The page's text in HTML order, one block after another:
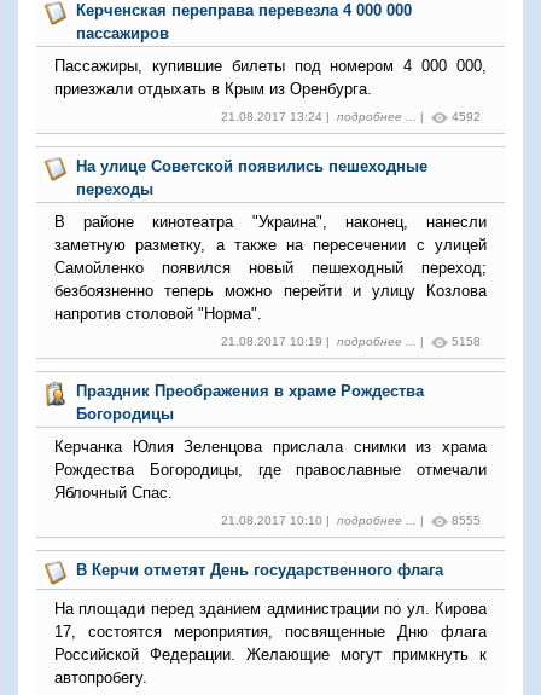
Керченская переправа перевезла 4 000 000
пассажиров
Пассажиры, купившие билеты под номером 4 000 000,
приезжали отдыхать в Крым из Оренбурга.
21.08.2017 13:24 | подробнее ... | 4592
На улице Советской появились пешеходные
переходы
В районе кинотеатра "Украина", наконец, нанесли
заметную разметку, а также на пересечении с улицей
Самойленко появился новый пешеходный переход;
безбоязненно теперь можно перейти и улицу Козлова
напротив столовой "Норма".
21.08.2017 10:19 | подробнее ... | 5158
Праздник Преображения в храме Рождества
Богородицы
Керчанка Юлия Зеленцова прислала снимки из храма
Рождества Богородицы, где православные отмечали
Яблочный Спас.
21.08.2017 10:10 | подробнее ... | 8555
В Керчи отметят День государственного флага
На площади перед зданием администрации по ул. Кирова
17, состоятся мероприятия, посвященные Дню флага
Российской Федерации. Желающие могут примкнуть к
автопробегу.